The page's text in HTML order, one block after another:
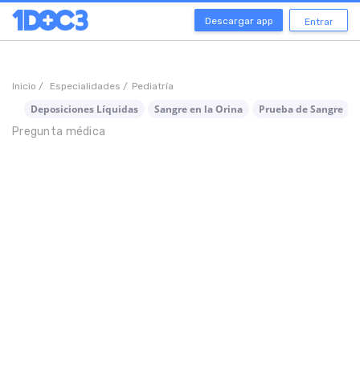
Descargar app Entrar
Inicio / Especialidades / Pediatría
Deposiciones Líquidas Sangre en la Orina Prueba de Sangre
Pregunta médica